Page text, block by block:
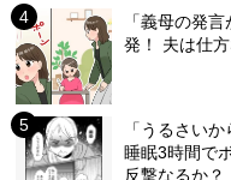
「義母の発
発！ 夫は仕
「うるさい
睡眠3時間で
反撃なるか？